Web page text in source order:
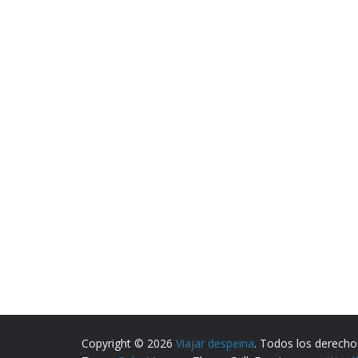
Copyright © 2026 Viajar despeina. Todos los